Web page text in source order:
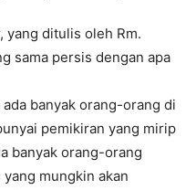
yang ditulis oleh Rm.
sama persis dengan apa
banyak orang-orang di
pemikiran yang mirip
banyak orang-orang
mungkin akan